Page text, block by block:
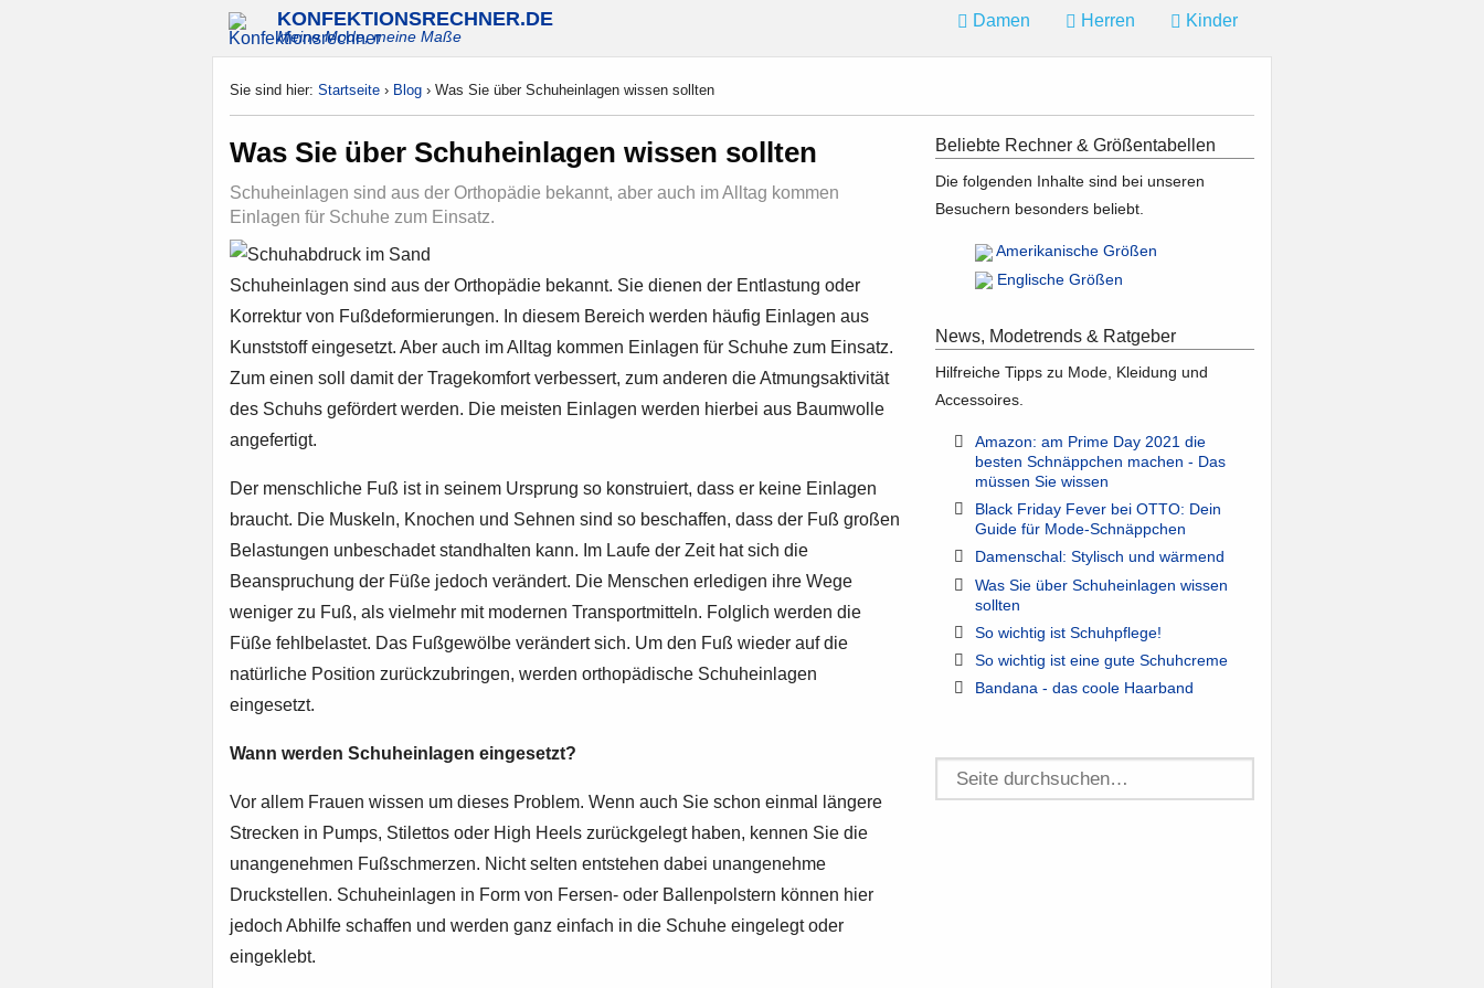
KONFEKTIONSRECHNER.DE
Meine Mode, meine Maße
Damen Herren Kinder
Sie sind hier: Startseite › Blog › Was Sie über Schuheinlagen wissen sollten
Was Sie über Schuheinlagen wissen sollten
Schuheinlagen sind aus der Orthopädie bekannt, aber auch im Alltag kommen
Einlagen für Schuhe zum Einsatz.
Schuheinlagen sind aus der Orthopädie bekannt. Sie dienen der Entlastung oder
Korrektur von Fußdeformierungen. In diesem Bereich werden häufig Einlagen aus
Kunststoff eingesetzt. Aber auch im Alltag kommen Einlagen für Schuhe zum Einsatz.
Zum einen soll damit der Tragekomfort verbessert, zum anderen die Atmungsaktivität
des Schuhs gefördert werden. Die meisten Einlagen werden hierbei aus Baumwolle
angefertigt.
Der menschliche Fuß ist in seinem Ursprung so konstruiert, dass er keine Einlagen
braucht. Die Muskeln, Knochen und Sehnen sind so beschaffen, dass der Fuß großen
Belastungen unbeschadet standhalten kann. Im Laufe der Zeit hat sich die
Beanspruchung der Füße jedoch verändert. Die Menschen erledigen ihre Wege
weniger zu Fuß, als vielmehr mit modernen Transportmitteln. Folglich werden die
Füße fehlbelastet. Das Fußgewölbe verändert sich. Um den Fuß wieder auf die
natürliche Position zurückzubringen, werden orthopädische Schuheinlagen
eingesetzt.
Wann werden Schuheinlagen eingesetzt?
Vor allem Frauen wissen um dieses Problem. Wenn auch Sie schon einmal längere
Strecken in Pumps, Stilettos oder High Heels zurückgelegt haben, kennen Sie die
unangenehmen Fußschmerzen. Nicht selten entstehen dabei unangenehme
Druckstellen. Schuheinlagen in Form von Fersen- oder Ballenpolstern können hier
jedoch Abhilfe schaffen und werden ganz einfach in die Schuhe eingelegt oder
eingeklebt.
Beliebte Rechner & Größentabellen
Die folgenden Inhalte sind bei unseren
Besuchern besonders beliebt.
Amerikanische Größen
Englische Größen
News, Modetrends & Ratgeber
Hilfreiche Tipps zu Mode, Kleidung und
Accessoires.
Amazon: am Prime Day 2021 die
besten Schnäppchen machen - Das
müssen Sie wissen
Black Friday Fever bei OTTO: Dein
Guide für Mode-Schnäppchen
Damenschal: Stylisch und wärmend
Was Sie über Schuheinlagen wissen
sollten
So wichtig ist Schuhpflege!
So wichtig ist eine gute Schuhcreme
Bandana - das coole Haarband